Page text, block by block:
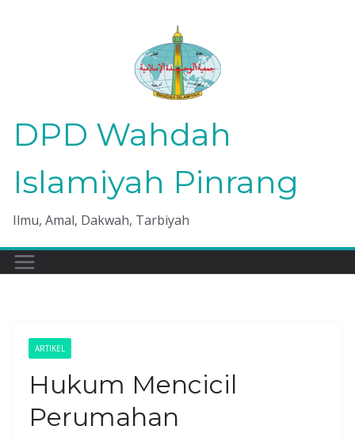
DPD Wahdah
Islamiyah Pinrang
Ilmu, Amal, Dakwah, Tarbiyah
ARTIKEL
Hukum Mencicil
Perumahan